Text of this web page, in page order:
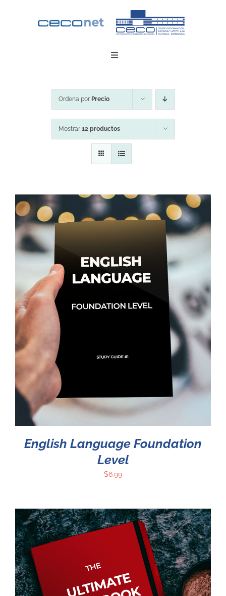
Toggle
Ordena por Precio
Mostrar 12 productos
English Language Foundation
Level
$6.99